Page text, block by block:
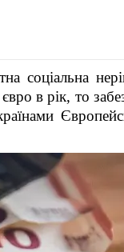
соціальна
в рік, то